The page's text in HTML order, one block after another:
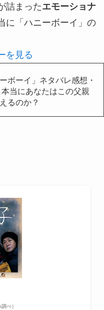
詰まったエモーショナ
に「ハニーボーイ」の
を見る
ボーイ」ネタバレ感想・
当にあなたはこの父親
るのか？
べ）